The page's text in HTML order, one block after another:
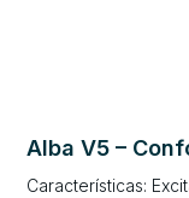
Alba V5 –
Características: